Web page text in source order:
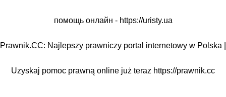
помощь онлайн - https://uristy.ua
Prawnik.CC: Najlepszy prawniczy portal internetowy w Polska |
Uzyskaj pomoc prawną online już teraz https://prawnik.cc